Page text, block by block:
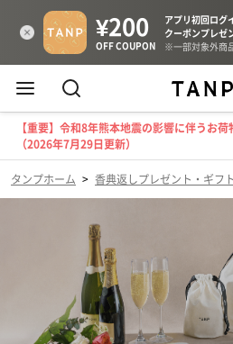
【重要】令和8年熊本地震の影響に伴うお
（2026年7月29日更新）
タンプホーム > 香典返しプレゼント・ギフト